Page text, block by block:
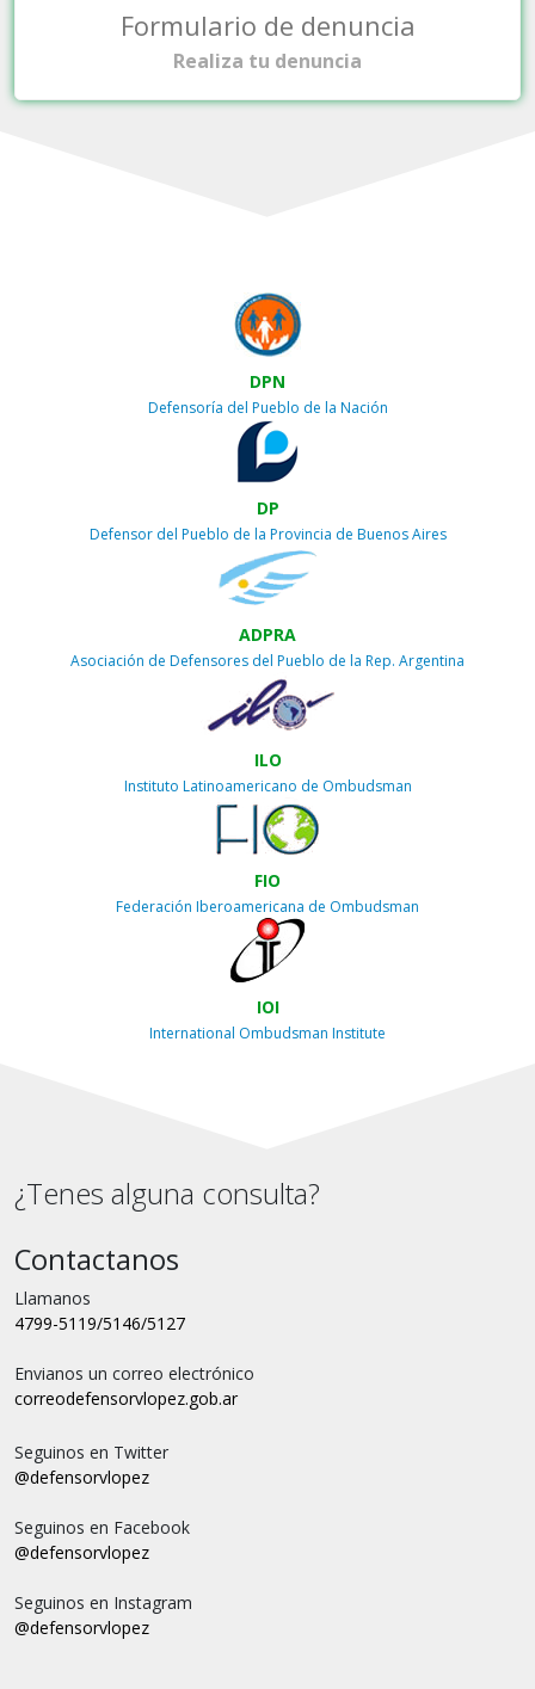
Formulario de denuncia
Realiza tu denuncia
DPN
Defensoría del Pueblo de la Nación
DP
Defensor del Pueblo de la Provincia de Buenos Aires
ADPRA
Asociación de Defensores del Pueblo de la Rep. Argentina
ILO
Instituto Latinoamericano de Ombudsman
FIO
Federación Iberoamericana de Ombudsman
IOI
International Ombudsman Institute
¿Tenes alguna consulta?
Contactanos
Llamanos
4799-5119/5146/5127
Envianos un correo electrónico
correodefensorvlopez.gob.ar
Seguinos en Twitter
@defensorvlopez
Seguinos en Facebook
@defensorvlopez
Seguinos en Instagram
@defensorvlopez